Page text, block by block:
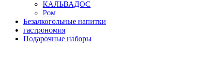
КАЛЬВАДОС
Ром
Безалкогольные напитки
гастрономия
Подарочные наборы